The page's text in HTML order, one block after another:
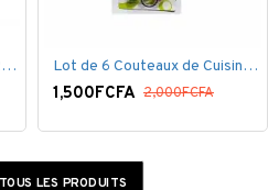
Pédale De Traction Corde Ressort avec poignée pédale de Pied Lot de 6 Couteaux de Cuisine ( 20,5cm ) - Inox Bleu Rose VERT
1,500FCFA 2,000FCFA
LES PRODUITS